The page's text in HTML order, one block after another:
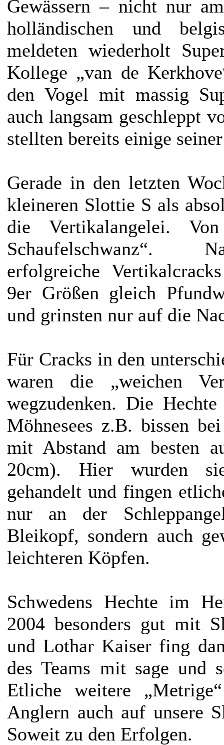
Gewässern – nicht nur
holländischen und
meldeten wiederholt
Kollege „van de
den Vogel mit massig
auch langsam geschleppt
stellten bereits einige
Gerade in den letzten
kleineren Slottie S als
die Vertikalangelei.
Schaufelschwanz“.
erfolgreiche
9er Größen gleich
und grinsten nur auf die
Für Cracks in den
waren die „weichen
wegzudenken. Die
Möhnesees z.B. bissen
mit Abstand am besten
20cm). Hier wurden
gehandelt und fingen
nur an der
Bleikopf, sondern auch
leichteren Köpfen.
Schwedens Hechte im
2004 besonders gut mit
und Lothar Kaiser fing
des Teams mit sage und
Etliche weitere
Anglern auch auf unsere
Soweit zu den Erfolgen.